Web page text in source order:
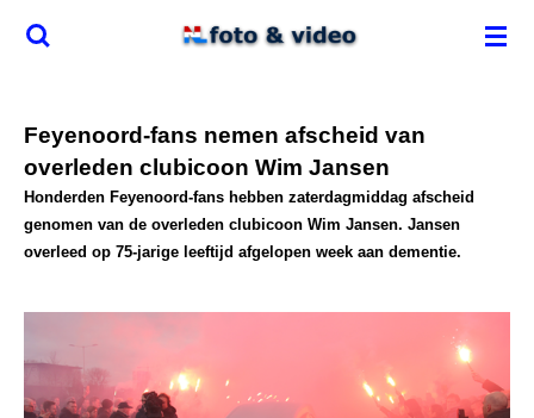
Ga
direct
hoofdinhoud
Feyenoord-fans nemen afscheid van
overleden clubicoon Wim Jansen
Honderden Feyenoord-fans hebben zaterdagmiddag afscheid
genomen van de overleden clubicoon Wim Jansen. Jansen
overleed op 75-jarige leeftijd afgelopen week aan dementie.